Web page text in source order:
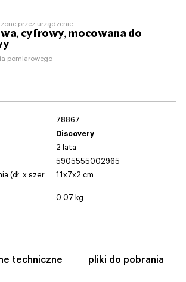
przez urządzenie
cyfrowy, mocowana do
pomiarowego
78867
Discovery
2 lata
5905555002965
(dł. x szer.
11x7x2 cm
0.07 kg
techniczne pliki do pobrania